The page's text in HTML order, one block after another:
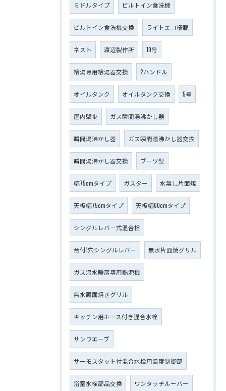
ミドルタイプ ビルトイン食洗機
ビルトイン食洗機交換 ライトエコ搭載
ネスト 渡辺製作所 10号
給湯専用給湯器交換 2ハンドル
オイルタンク オイルタンク交換 5号
屋内壁掛 ガス瞬間湯沸かし器
瞬間湯沸かし器 ガス瞬間湯沸かし器交換
瞬間湯沸かし器交換 ブーツ型
幅75cmタイプ ガスター 水無し片面焼
天板幅75cmタイプ 天板幅60cmタイプ
シングルレバー式混合栓
台付1穴シングルレバー 無水片面焼グリル
ガス温水暖房専用熱源機
無水両面焼きグリル
キッチン用ホース付き混合水栓
サンウエーブ
サーモスタット付混合水栓用温度制御部
浴室水栓部品交換 ワンタッチルーバー